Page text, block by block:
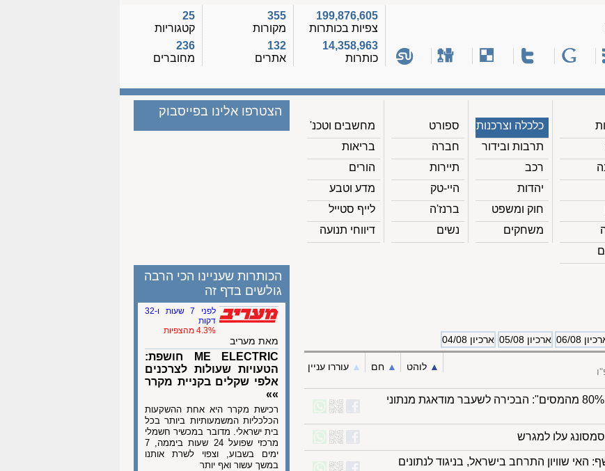
199,876,605
צפיות בכותרות
14,358,963
כותרות
355
מקורות
132
אתרים
25
קטגוריות
236
מחוברים
כלכלה וצרכנות
תרבות ובידור
רכב
יהדות
חוק ומשפט
משחקים
ספורט
חברה
תיירות
היי-טק
ברנז'ה
נשים
מחשבים וטכנ'
בריאות
הורים
מדע וטבע
לייף סטייל
דיווחי תנועה
הצטרפו אלינו בפייסבוק
06/08 ארכיון 05/08 ארכיון 04/08
▲︎ לוהט ▲︎ חם ▲︎ עוררו עניין
"20% משלמים 80% מהמסים": הבכירה לשעבר מודאגת מנתוני
סמסונג עלו למגרש
שוויון התרחב בישראל, בניגוד לנתונים
הכותרות שעניינו הכי הרבה
גולשים בדף זה
לפני 7 שעות ו-32
דקות
4.3% מהצפיות
מאת מעריב
ME ELECTRIC חושפת:
הטעויות שעולות לצרכנים
אלפי שקלים בקניית מקרר
»»
רכישת מקרר היא אחת ההשקעות
הכלכליות המשמעותיות ביותר בכל
בית ישראלי. מדובר במכשיר חשמלי
מרכזי שפועל 24 שעות ביממה, 7
ימים בשבוע, וצפוי לשרת אותנו
במשך עשור ואף יותר